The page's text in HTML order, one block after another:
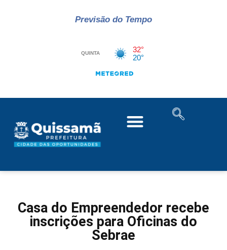
Previsão do Tempo
Casa do Empreendedor recebe
inscrições para Oficinas do
Sebrae